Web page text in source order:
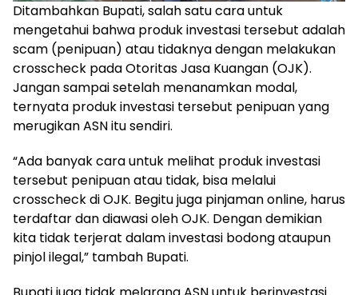
Ditambahkan Bupati, salah satu cara untuk
mengetahui bahwa produk investasi tersebut adalah
scam (penipuan) atau tidaknya dengan melakukan
crosscheck pada Otoritas Jasa Kuangan (OJK).
Jangan sampai setelah menanamkan modal,
ternyata produk investasi tersebut penipuan yang
merugikan ASN itu sendiri.
“Ada banyak cara untuk melihat produk investasi
tersebut penipuan atau tidak, bisa melalui
crosscheck di OJK. Begitu juga pinjaman online, harus
terdaftar dan diawasi oleh OJK. Dengan demikian
kita tidak terjerat dalam investasi bodong ataupun
pinjol ilegal,” tambah Bupati.